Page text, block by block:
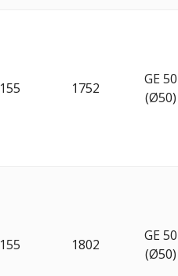
155 1752
GE 50
(Ø50)
155 1802
GE 50
(Ø50)